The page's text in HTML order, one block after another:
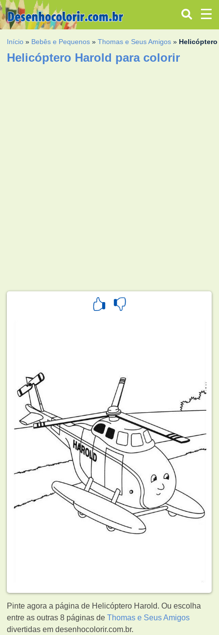
Início » Bebês e Pequenos »Thomas e Seus Amigos »
Helicóptero Harold para colorir
Pinte agora a página de Helicóptero Harold. Ou escolha
entre as outras 8 páginas deThomas e Seus Amigos
divertidas em desenhocolorir.com.br.